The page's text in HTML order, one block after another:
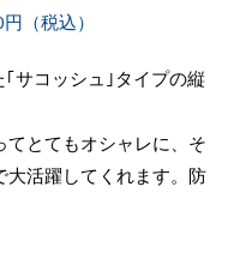
（税込）
サコッシュ｣タイプの縦
とてもオシャレに、そ
大活躍してくれます。防